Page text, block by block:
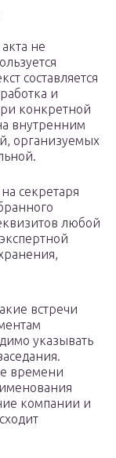
не
составляется
и
конкретной
внутренним
организуемых
секретаря
любой
встречи
указывать
времени
компании и